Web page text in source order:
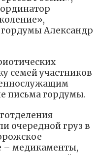
Александр
семей участников
письма гордумы.
очередной груз в
– медикаменты,